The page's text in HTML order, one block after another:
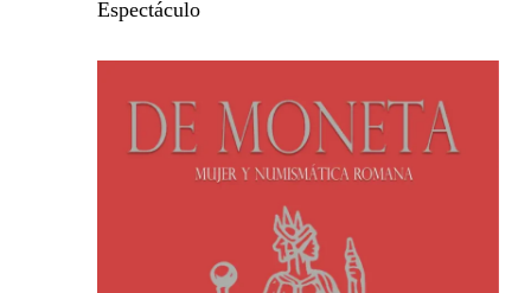
Espectáculo